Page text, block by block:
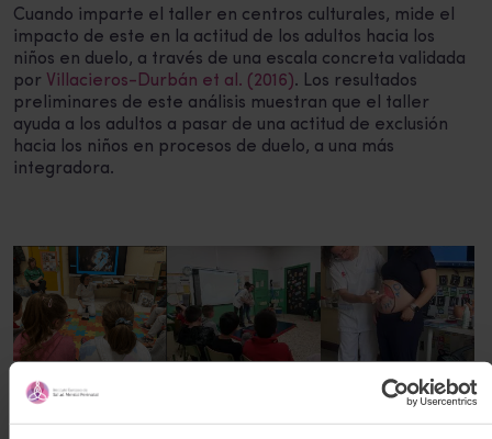
Cuando imparte el taller en centros culturales, mide el
impacto de este en la actitud de los adultos hacia los
niños en duelo, a través de una escala concreta validada
por Villacieros-Durbán et al. (2016). Los resultados
preliminares de este análisis muestran que el taller
ayuda a los adultos a pasar de una actitud de exclusión
hacia los niños en procesos de duelo, a una más
integradora.